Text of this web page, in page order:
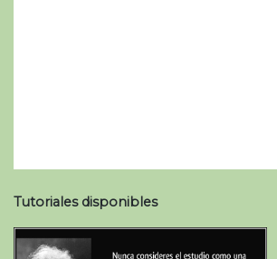
Tutoriales disponibles